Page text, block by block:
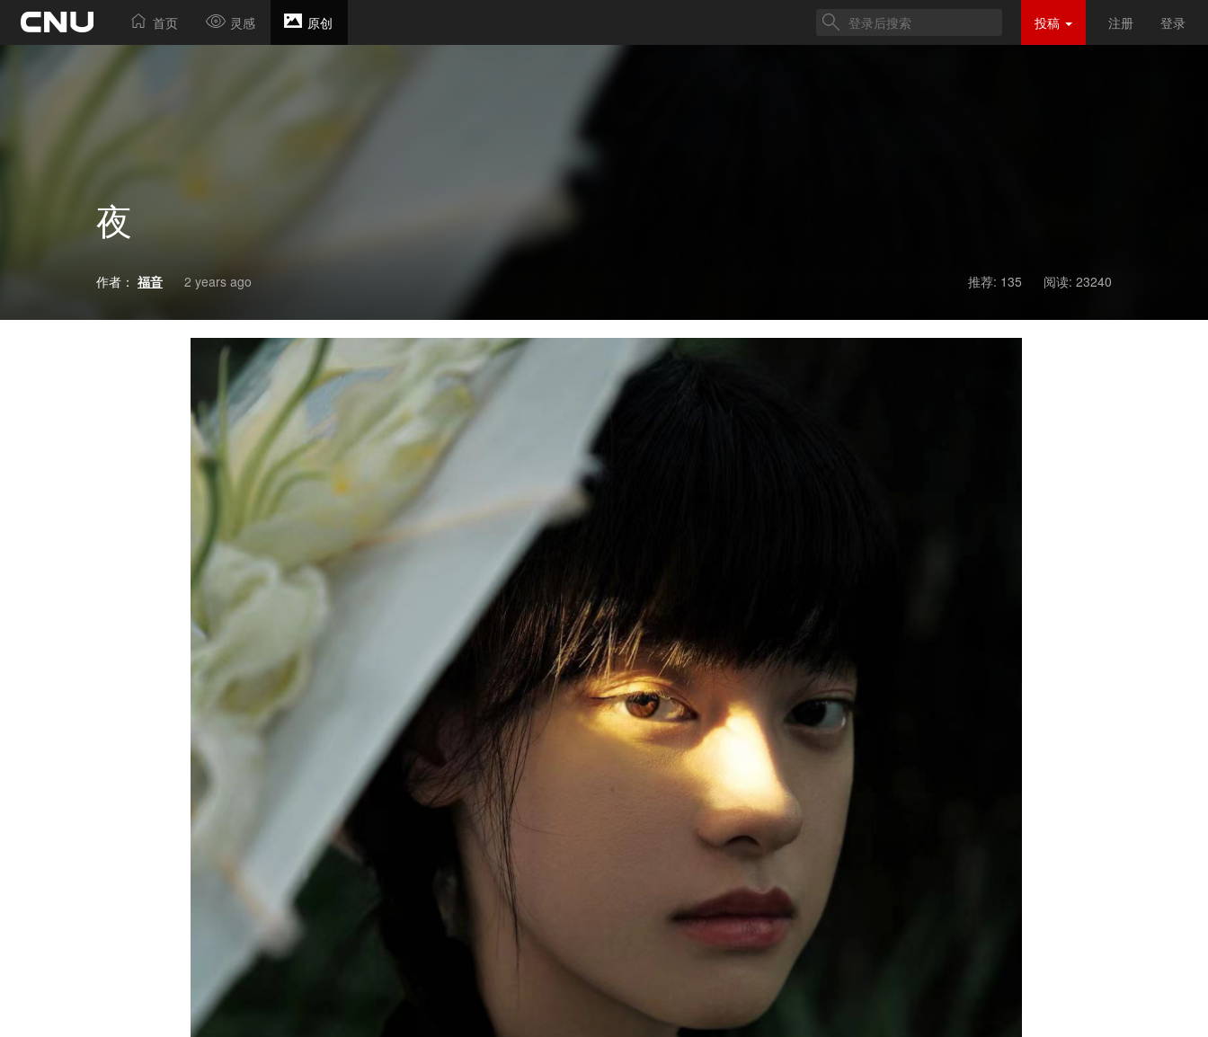
首页 灵感 原创 投稿 注册 登录
夜
作者： 福音 2 years ago 推荐: 135 阅读: 23240